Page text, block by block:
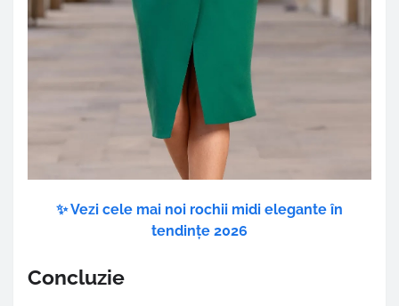
✨ Vezi cele mai noi rochii midi elegante în
tendințe 2026
Concluzie